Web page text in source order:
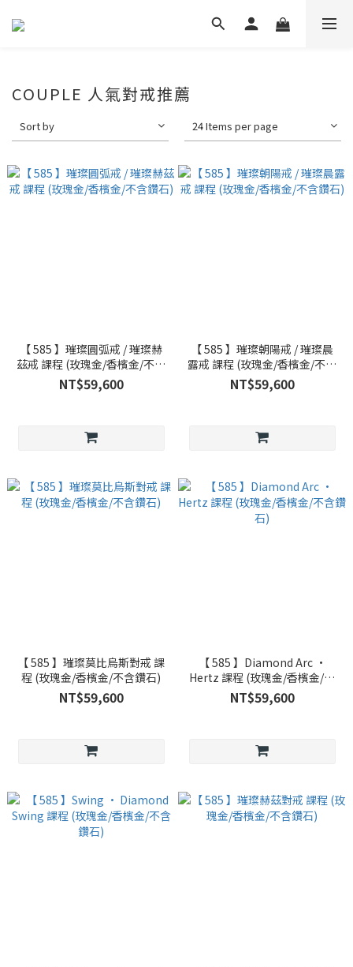
COUPLE 人氣對戒推薦
Sort by 24 Items per page
【 585 】璀璨圓弧戒 / 璀璨赫
茲戒 課程 (玫瑰金/香檳金/不含
鑽石)
NT$59,600
【 585 】璀璨朝陽戒 / 璀璨晨
露戒 課程 (玫瑰金/香檳金/不含
鑽石)
NT$59,600
【 585 】璀璨莫比烏斯對戒 課
程 (玫瑰金/香檳金/不含鑽石)
NT$59,600
【 585 】Diamond Arc •
Hertz 課程 (玫瑰金/香檳金/不
含鑽石)
NT$59,600